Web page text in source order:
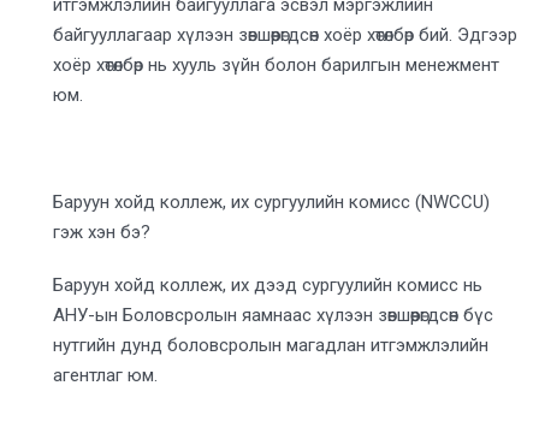
байгууллагаар хүлээн зөвшөөрөгдсөн хоёр хөтөлбөр бий. Эдгээр
хоёр хөтөлбөр нь хууль зүйн болон барилгын менежмент
юм.
Баруун хойд коллеж, их сургуулийн комисс (NWCCU)
гэж хэн бэ?
Баруун хойд коллеж, их дээд сургуулийн комисс нь
АНУ-ын Боловсролын яамнаас хүлээн зөвшөөрөгдсөн бүс
нутгийн дунд боловсролын магадлан итгэмжлэлийн
агентлаг юм.